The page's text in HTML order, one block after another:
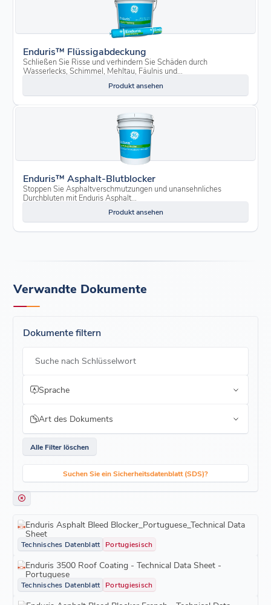
Enduris™ Flüssigabdeckung
Schließen Sie Risse und verhindern Sie Schäden durch
Wasserlecks, Schimmel, Mehltau, Fäulnis und...
Produkt ansehen
Enduris™ Asphalt-Blutblocker
Stoppen Sie Asphaltverschmutzungen und unansehnliches
Durchbluten mit Enduris Asphalt...
Produkt ansehen
Verwandte Dokumente
Dokumente filtern
Suche nach Schlüsselwort
Sprache
Art des Dokuments
Alle Filter löschen
Suchen Sie ein Sicherheitsdatenblatt (SDS)?
Enduris Asphalt Bleed Blocker_Portuguese_Technical Data
Sheet
Technisches Datenblatt Portugiesisch
Enduris 3500 Roof Coating - Technical Data Sheet -
Portuguese
Technisches Datenblatt Portugiesisch